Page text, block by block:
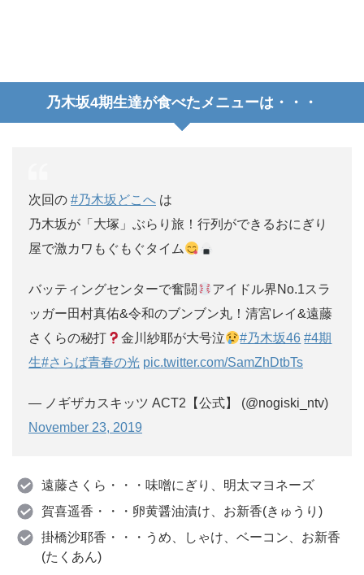
乃木坂4期生達が食べたメニューは・・・
次回の #乃木坂どこへ は
乃木坂が「大塚」ぶらり旅！行列ができるおにぎり
屋で激カワもぐもぐタイム
バッティングセンターで奮闘
アイドル界No.1スラ
ッガー田村真佑&令和のブンブン丸！清宮レイ&遠藤
さくらの秘打
金川紗耶が大号泣 #乃木坂46 #4期
生#さらば青春の光 pic.twitter.com/SamZhDtbTs
— ノギザカスキッツ ACT2【公式】 (@nogiski_ntv)
November 23, 2019
遠藤さくら・・・味噌にぎり、明太マヨネーズ
賀喜遥香・・・卵黄醤油漬け、お新香(きゅうり)
掛橋沙耶香・・・うめ、しゃけ、ベーコン、お新香
(たくあん)